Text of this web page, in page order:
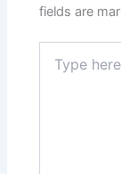
fields are
here..